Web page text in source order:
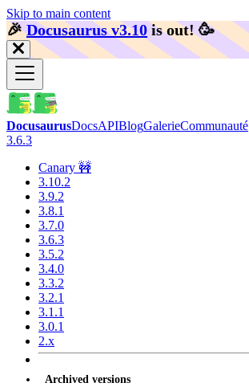
Skip to main content
🎉️Docusaurus v3.10 is out! 🥳️
DocusaurusDocsAPIBlogGalerieCommunauté
3.6.3
Canary 🚧
3.10.2
3.9.2
3.8.1
3.7.0
3.6.3
3.5.2
3.4.0
3.3.2
3.2.1
3.1.1
3.0.1
2.x
Archived versions